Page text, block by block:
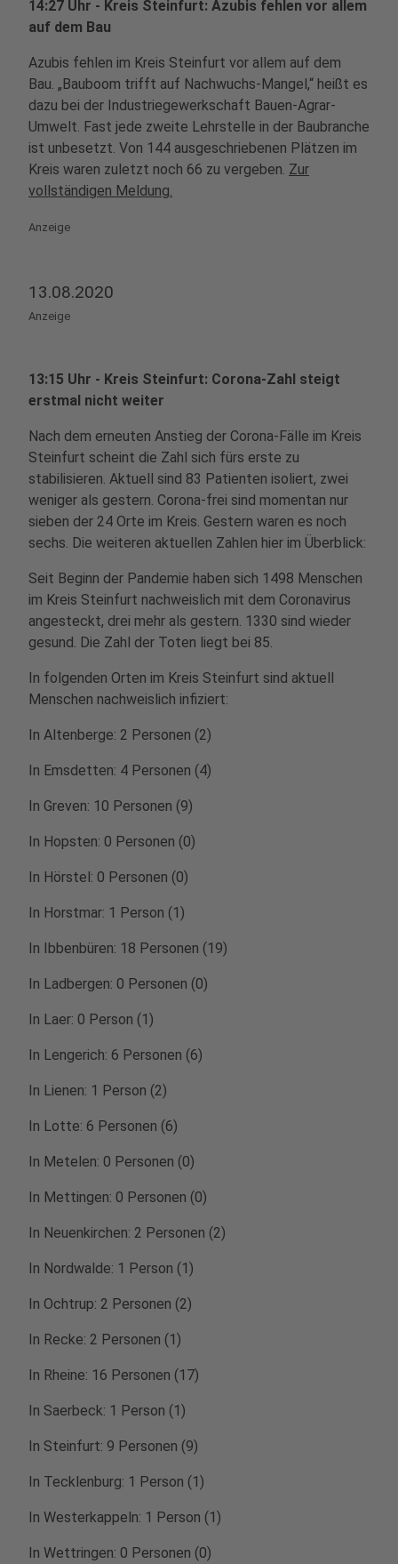
14:27 Uhr - Kreis Steinfurt: Azubis fehlen vor allem
auf dem Bau
Azubis fehlen im Kreis Steinfurt vor allem auf dem
Bau. „Bauboom trifft auf Nachwuchs-Mangel,“ heißt es
dazu bei der Industriegewerkschaft Bauen-Agrar-
Umwelt. Fast jede zweite Lehrstelle in der Baubranche
ist unbesetzt. Von 144 ausgeschriebenen Plätzen im
Kreis waren zuletzt noch 66 zu vergeben. Zur
vollständigen Meldung.
Anzeige
13.08.2020
Anzeige
13:15 Uhr - Kreis Steinfurt: Corona-Zahl steigt
erstmal nicht weiter
Nach dem erneuten Anstieg der Corona-Fälle im Kreis
Steinfurt scheint die Zahl sich fürs erste zu
stabilisieren. Aktuell sind 83 Patienten isoliert, zwei
weniger als gestern. Corona-frei sind momentan nur
sieben der 24 Orte im Kreis. Gestern waren es noch
sechs. Die weiteren aktuellen Zahlen hier im Überblick:
Seit Beginn der Pandemie haben sich 1498 Menschen
im Kreis Steinfurt nachweislich mit dem Coronavirus
angesteckt, drei mehr als gestern. 1330 sind wieder
gesund. Die Zahl der Toten liegt bei 85.
In folgenden Orten im Kreis Steinfurt sind aktuell
Menschen nachweislich infiziert:
In Altenberge: 2 Personen (2)
In Emsdetten: 4 Personen (4)
In Greven: 10 Personen (9)
In Hopsten: 0 Personen (0)
In Hörstel: 0 Personen (0)
In Horstmar: 1 Person (1)
In Ibbenbüren: 18 Personen (19)
In Ladbergen: 0 Personen (0)
In Laer: 0 Person (1)
In Lengerich: 6 Personen (6)
In Lienen: 1 Person (2)
In Lotte: 6 Personen (6)
In Metelen: 0 Personen (0)
In Mettingen: 0 Personen (0)
In Neuenkirchen: 2 Personen (2)
In Nordwalde: 1 Person (1)
In Ochtrup: 2 Personen (2)
In Recke: 2 Personen (1)
In Rheine: 16 Personen (17)
In Saerbeck: 1 Person (1)
In Steinfurt: 9 Personen (9)
In Tecklenburg: 1 Person (1)
In Westerkappeln: 1 Person (1)
In Wettringen: 0 Personen (0)